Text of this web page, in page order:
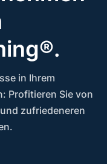
in Ihrem
Profitieren Sie von
zufriedeneren